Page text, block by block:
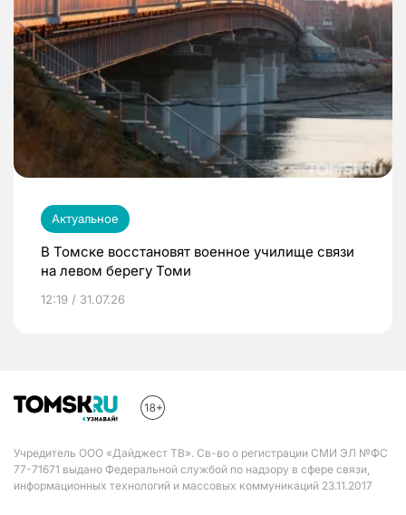
Актуальное
В Томске восстановят военное училище связи
на левом берегу Томи
12:19 / 31.07.26
Учредитель ООО «Дайджест ТВ». Св-во о регистрации СМИ ЭЛ №ФС
77-71671 выдано Федеральной службой по надзору в сфере связи,
информационных технологий и массовых коммуникаций 23.11.2017